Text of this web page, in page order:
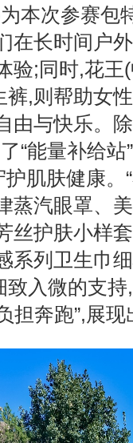
本次参赛包
在长时间户
验;同时,花王
,则帮助女
由与快乐。
“能量补给
肌肤健康。
蒸汽眼罩、
丝护肤小样
系列卫生巾
入微的支
担奔跑”,展